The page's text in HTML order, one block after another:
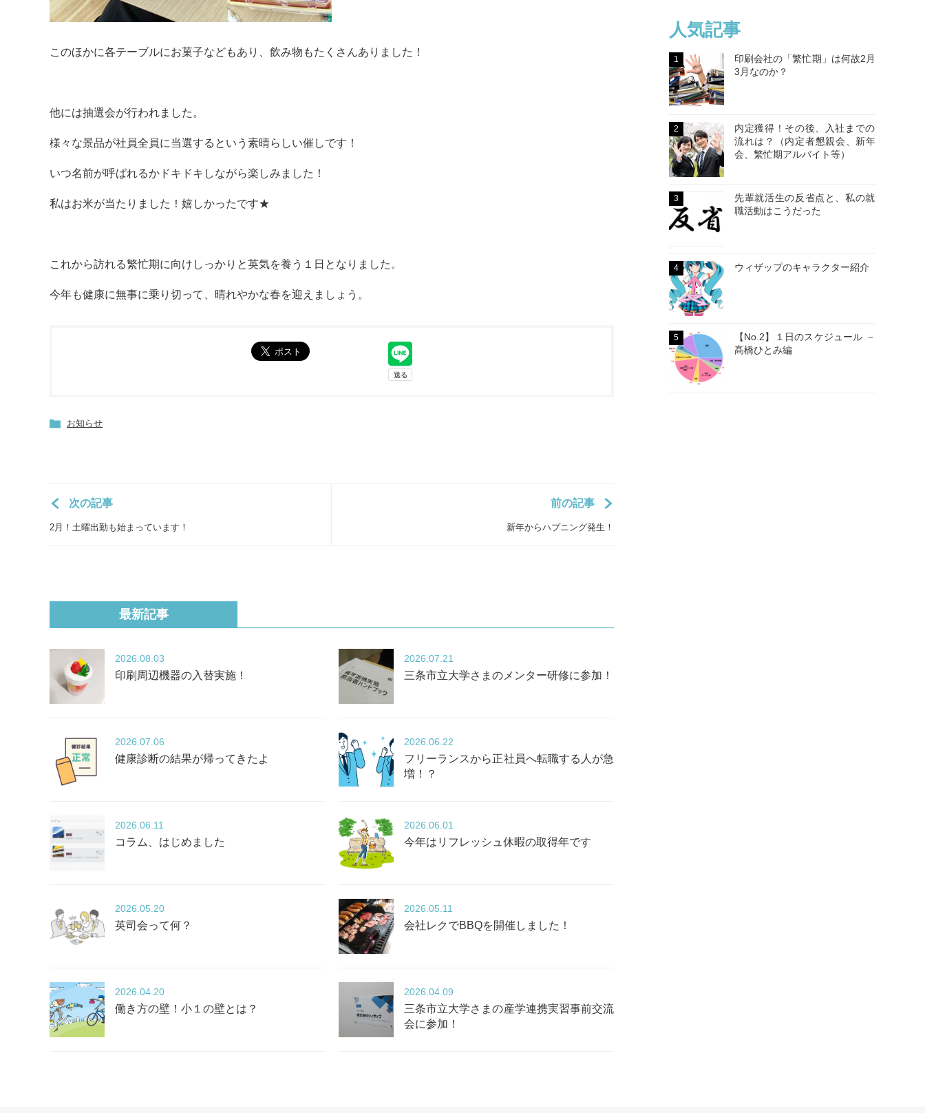
このほかに各テーブルにお菓子などもあり、飲み物もたくさんありました！
他には抽選会が行われました。
様々な景品が社員全員に当選するという素晴らしい催しです！
いつ名前が呼ばれるかドキドキしながら楽しみました！
私はお米が当たりました！嬉しかったです★
これから訪れる繁忙期に向けしっかりと英気を養う１日となりました。
今年も健康に無事に乗り切って、晴れやかな春を迎えましょう。
お知らせ
次の記事
2月！土曜出勤も始まっています！
前の記事
新年からハプニング発生！
最新記事
2026 08.03
印刷周辺機器の入替実施！
2026 07.21
三条市立大学さまのメンター研修に参加！
2026 07.06
健康診断の結果が帰ってきたよ
2026 06.22
フリーランスから正社員へ転職する人が急
増！？
2026 06.11
コラム、はじめました
2026 06.01
今年はリフレッシュ休暇の取得年です
2026 05.20
英司会って何？
2026 05.11
会社レクでBBQを開催しました！
2026 04.20
働き方の壁！小１の壁とは？
2026 04.09
三条市立大学さまの産学連携実習事前交流
会に参加！
人気記事
1
印刷会社の「繁忙期」は何故2月
3月なのか？
2
内定獲得！その後、入社までの
流れは？（内定者懇親会、新年
会、繁忙期アルバイト等）
3
先輩就活生の反省点と、私の就
職活動はこうだった
4 ウィザップのキャラクター紹介
5
【No.2】１日のスケジュール －
髙橋ひとみ編